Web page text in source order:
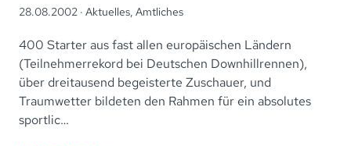
28.08.2002 · Aktuelles, Amtliches
400 Starter aus fast allen europäischen Ländern
(Teilnehmerrekord bei Deutschen Downhillrennen),
über dreitausend begeisterte Zuschauer, und
Traumwetter bildeten den Rahmen für ein absolutes
sportlic…